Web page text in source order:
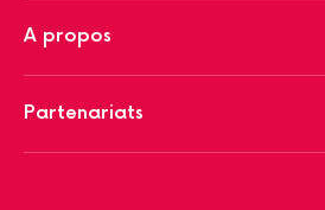
A propos
Partenariats